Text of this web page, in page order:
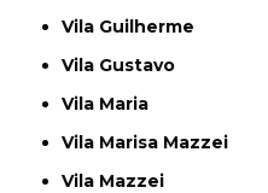
Vila Guilherme
Vila Gustavo
Vila Maria
Vila Marisa Mazzei
Vila Mazzei